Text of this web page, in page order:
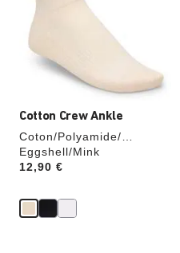
Cotton Crew Ankle
Coton/Polyamide/
Élasthanne
Eggshell/Mink
Price:
12,90 €
couleurs
l’image